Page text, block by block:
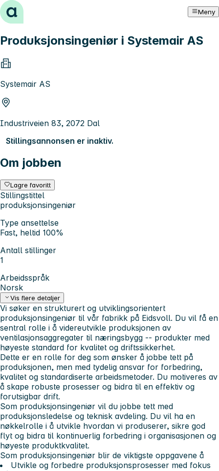
Hopp til innhold Meny
Produksjonsingeniør i Systemair AS
Systemair AS
Industriveien 83, 2072 Dal
Stillingsannonsen er inaktiv.
Om jobben
Lagre favoritt
Stillingstittel
produksjonsingeniør
Type ansettelse
Fast, heltid 100%
Antall stillinger
1
Arbeidsspråk
Norsk
Vis flere detaljer
Vi søker en strukturert og utviklingsorientert
produksjonsingeniør til vår fabrikk på Eidsvoll. Du vil få en
sentral rolle i å videreutvikle produksjonen av
ventilasjonsaggregater til næringsbygg -- produkter med
høyeste standard for kvalitet og driftssikkerhet.
Dette er en rolle for deg som ønsker å jobbe tett på
produksjonen, men med tydelig ansvar for forbedring,
kvalitet og standardiserte arbeidsmetoder. Du motiveres av
å skape robuste prosesser og bidra til en effektiv og
forutsigbar drift.
Som produksjonsingeniør vil du jobbe tett med
produksjonsledelse og teknisk avdeling. Du vil ha en
nøkkelrolle i å utvikle hvordan vi produserer, sikre god
flyt og bidra til kontinuerlig forbedring i organisasjonen og
høyeste produktkvalitet.
Som produksjonsingeniør blir de viktigste oppgavene å
Utvikle og forbedre produksjonsprosesser med fokus